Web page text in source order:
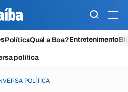
PolíticaQual a Boa?Entretenimento
política
POLÍTICA